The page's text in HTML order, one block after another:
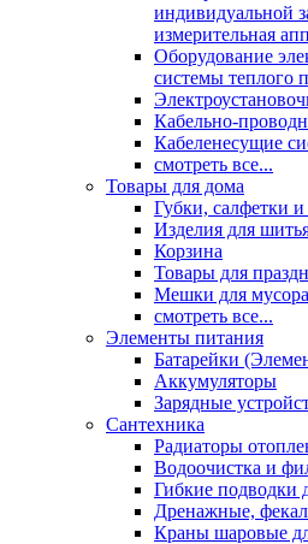
индивидуальной
измерительная
Оборудование
системы теплого
Кабельно-
Кабеленесущие
смотреть все...
Товары для дома
Губки, салфетки
Изделия для
Корзина
Товары для
Мешки для мусора
смотреть все...
Элементы питания
Батарейки
Аккумуляторы
Зарядные
Сантехника
Радиаторы
Водоочистка и
Гибкие подводки
Дренажные,
Краны шаровые